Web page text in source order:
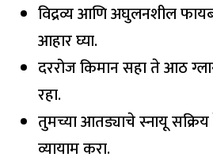
विद्रव्य आणि अघुलनशील
आहार घ्या.
दररोज किमान सहा ते आठ
रहा.
तुमच्या आतड्याचे स्नायू सक्रिय
व्यायाम करा.